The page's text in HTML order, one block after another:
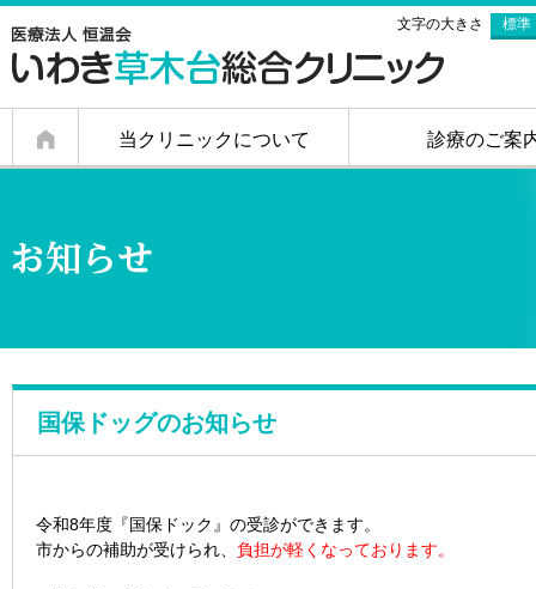
文字の大きさ 標準
a 当クリニックについて 診療のご案
国保ドッグのお知らせ
令和8年度『国保ドック』の受診ができます。
市からの補助が受けられ、 負担が軽くなっております。